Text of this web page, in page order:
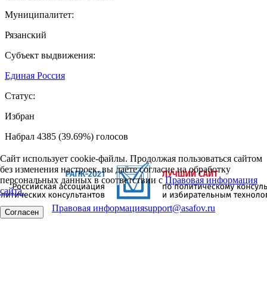
Муниципалитет:
Рязанский
Субъект выдвижения:
Единая Россия
Статус:
Избран
Набрал 4385 (39.69%) голосов
Сайт использует cookie-файлы. Продолжая пользоваться сайтом
без изменения настроек, вы даёте согласие на обработку
персональных данных в соответствии сПравовая информация
сайта.
Согласен Правовая информацияsupport@asafov.ru